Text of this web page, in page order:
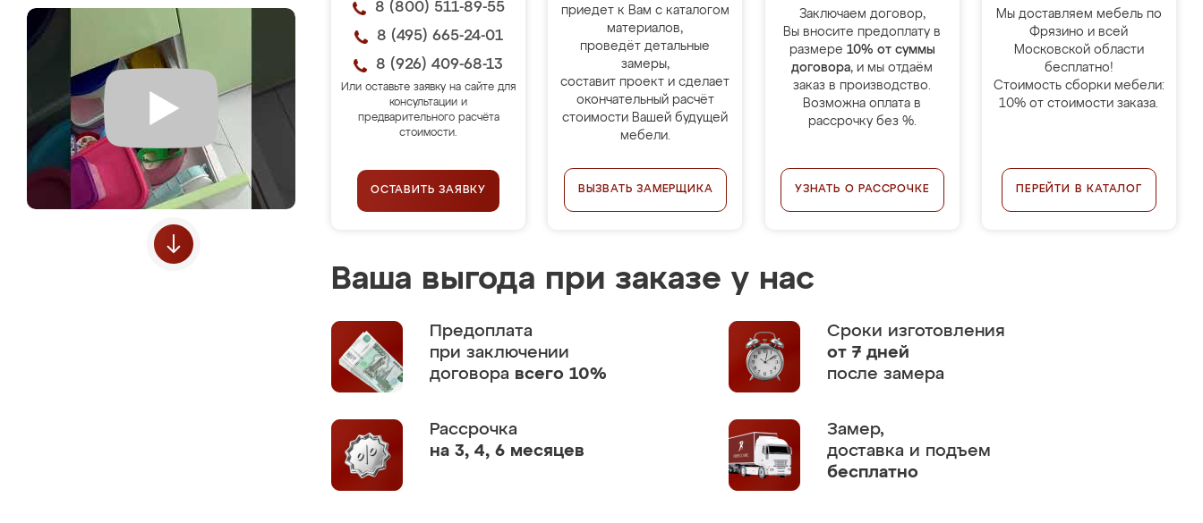
8 (800) 511-89-55
8 (495) 665-24-01
8 (926) 409-68-13
Или оставьте заявку на сайте для
консультации и
предварительного расчёта
стоимости.
ОСТАВИТЬ ЗАЯВКУ
приедет к Вам с каталогом
материалов,
проведёт детальные
замеры,
составит проект и сделает
окончательный расчёт
стоимости Вашей будущей
мебели.
ВЫЗВАТЬ ЗАМЕРЩИКА
Заключаем договор,
Вы вносите предоплату в
размере 10% от суммы
договора, и мы отдаём
заказ в производство.
Возможна оплата в
рассрочку без %.
УЗНАТЬ О РАССРОЧКЕ
Мы доставляем мебель по
Фрязино и всей
Московской области
бесплатно!
Стоимость сборки мебели:
10% от стоимости заказа.
ПЕРЕЙТИ В КАТАЛОГ
Ваша выгода при заказе у нас
Предоплата
при заключении
договора всего 10%
Сроки изготовления
от 7 дней
после замера
Рассрочка
на 3, 4, 6 месяцев
Замер,
доставка и подъем
бесплатно